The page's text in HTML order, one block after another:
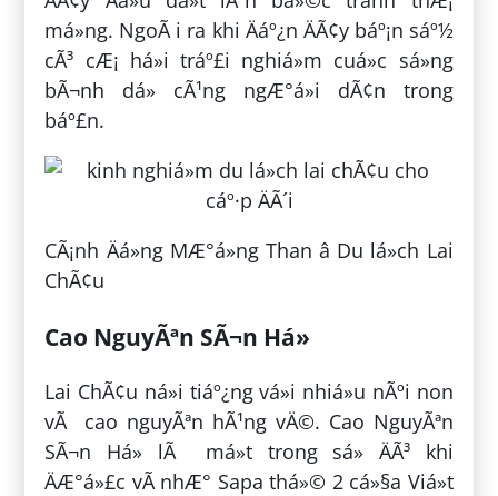
má»ng. NgoÃ i ra khi Äáº¿n ÄÃ¢y báº¡n sáº½
cÃ³ cÆ¡ há»i tráº£i nghiá»m cuá»c sá»ng
bÃ¬nh dá» cÃ¹ng ngÆ°á»i dÃ¢n trong
báº£n.
CÃ¡nh Äá»ng MÆ°á»ng Than â Du lá»ch Lai
ChÃ¢u
Cao NguyÃªn SÃ¬n Há»
Lai ChÃ¢u ná»i tiáº¿ng vá»i nhiá»u nÃºi non
vÃ cao nguyÃªn hÃ¹ng vÄ©. Cao NguyÃªn
SÃ¬n Há» lÃ má»t trong sá» ÄÃ³ khi
ÄÆ°á»£c vÃ­ nhÆ° Sapa thá»© 2 cá»§a Viá»t